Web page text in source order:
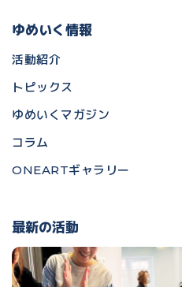
ゆめいく情報
活動紹介
トピックス
ゆめいくマガジン
コラム
ONEARTギャラリー
最新の活動